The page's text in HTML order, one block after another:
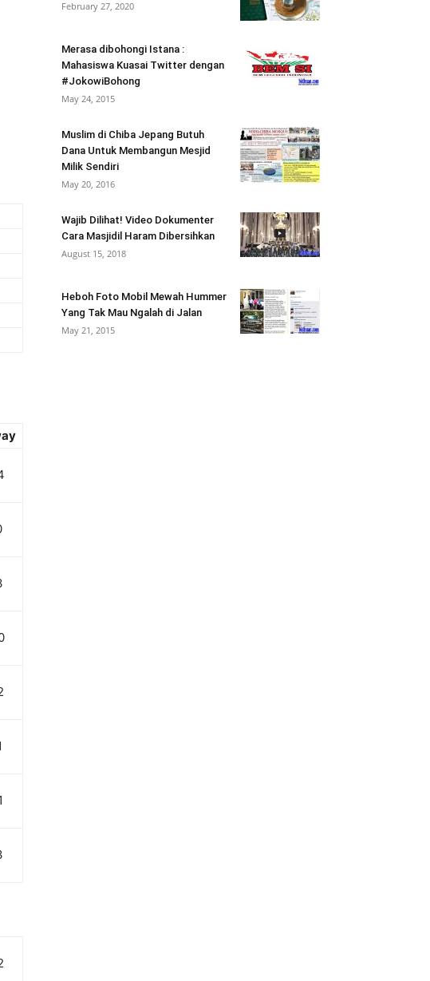
February 27, 2020
Merasa dibohongi Istana :
Mahasiswa Kuasai Twitter dengan
#JokowiBohong
May 24, 2015
Muslim di Chiba Jepang Butuh
Dana Untuk Membangun Mesjid
Milik Sendiri
May 20, 2016
Wajib Dilihat! Video Dokumenter
Cara Masjidil Haram Dibersihkan
August 15, 2018
Heboh Foto Mobil Mewah Hummer
Yang Tak Mau Ngalah di Jalan
May 21, 2015